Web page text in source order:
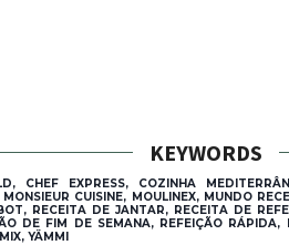
KEYWORDS
CHEF EXPRESS, COZINHA
CUISINE, MOULINEX, MUNDO
RECEITA DE JANTAR, RECEITA DE
DE FIM DE SEMANA, REFEIÇÃO
YÄMMI